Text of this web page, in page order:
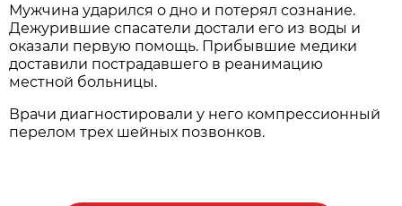
Мужчина ударился о дно и потерял сознание.
Дежурившие спасатели достали его из воды и
оказали первую помощь. Прибывшие медики
доставили пострадавшего в реанимацию
местной больницы.
Врачи диагностировали у него компрессионный
перелом трех шейных позвонков.